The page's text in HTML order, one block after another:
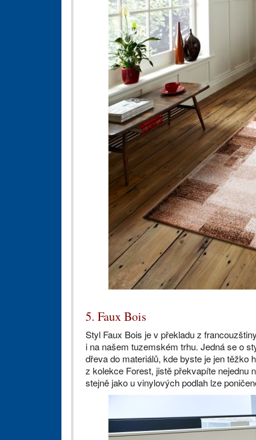
5. Faux Bois
Styl Faux Bois je v překladu z
i na našem tuzemském trhu. Jedná se o
dřeva do materiálů, kde byste je jen těžko
z kolekce Forest, jistě překvapíte nejednu
stejně jako u vinylových podlah lze